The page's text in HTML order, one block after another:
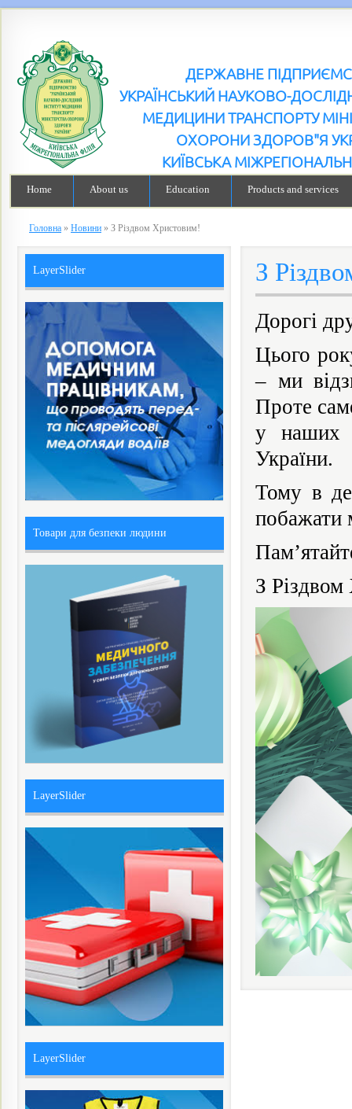
ДЕРЖАВНЕ
УКРАЇНСЬКИЙ НАУКОВО-
МЕДИЦИНИ ТРАНСПОРТУ
ОХОРОНИ ЗДОРОВ"Я
КИЇВСЬКА
Home About us Education Products and services
Головна » Новини » З Різдвом Христовим!
З
Дорогі
Цього
– ми
Проте
у наших
України.
Тому в
побажати
З
LayerSlider
Товари для безпеки людини
LayerSlider
LayerSlider